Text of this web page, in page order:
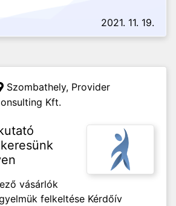
2021. 11. 19.
Szombathely, Provider
Kft.
vásárlók
felkeltése Kérdőív